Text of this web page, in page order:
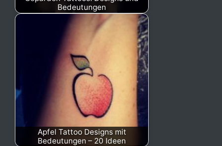
Bedeutungen
Apfel Tattoo Designs mit
Bedeutungen – 20 Ideen